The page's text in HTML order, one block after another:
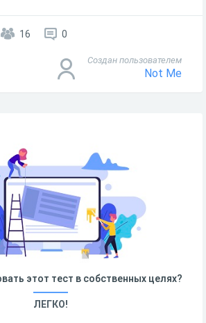
16 0
Создан пользователем
Not Me
этот тест в собственных целях?
ЛЕГКО!